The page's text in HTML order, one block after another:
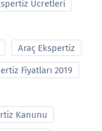
Ucretleri
Araç Ekspertiz
Fiyatları 2019
Kanunu